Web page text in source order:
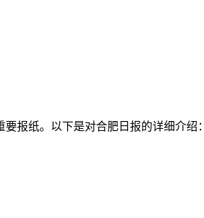
报纸。以下是对合肥日报的详细介绍：